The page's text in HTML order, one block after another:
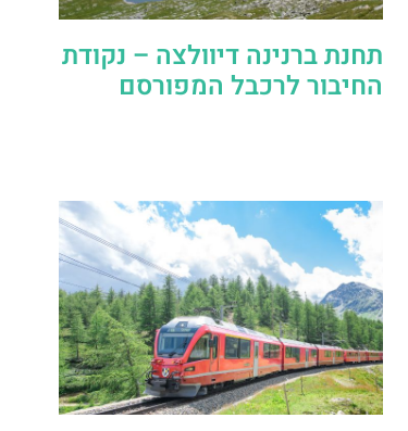
תחנת ברנינה דיוולצה – נקודת
החיבור לרכבל המפורסם